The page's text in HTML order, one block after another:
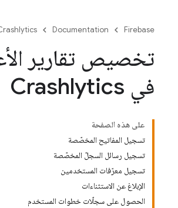
Firebase
Documentation
تخصيص تقارير
في Crashlytics
على هذه الصفحة
تسجيل المفاتيح المخصّصة
تسجيل رسائل السجلّ المخصّصة
تسجيل معرّفات المستخدمين
الإبلاغ عن الاستثناءات
الحصول على سجلّات خطوات المستخدم